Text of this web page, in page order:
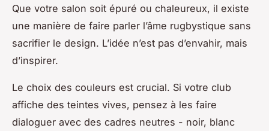
Que votre salon soit épuré ou chaleureux, il existe
une manière de faire parler l’âme rugbystique sans
sacrifier le design. L’idée n’est pas d’envahir, mais
d’inspirer.
Le choix des couleurs est crucial. Si votre club
affiche des teintes vives, pensez à les faire
dialoguer avec des cadres neutres - noir, blanc